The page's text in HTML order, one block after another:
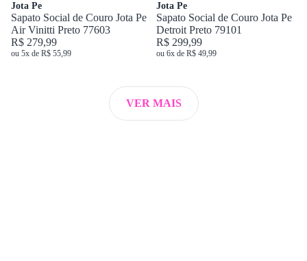
Jota Pe
Sapato Social de Couro Jota Pe
Air Vinitti Preto 77603
R$ 279,99
ou 5x de R$ 55,99
Jota Pe
Sapato Social de Couro Jota Pe
Detroit Preto 79101
R$ 299,99
ou 6x de R$ 49,99
VER MAIS